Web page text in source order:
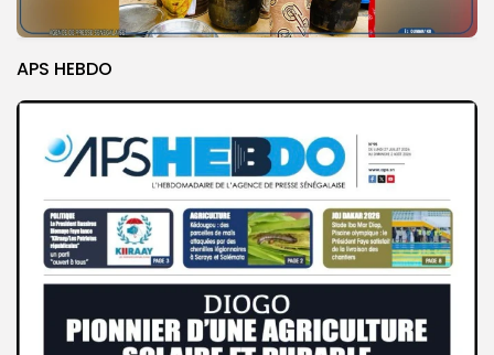
APS HEBDO